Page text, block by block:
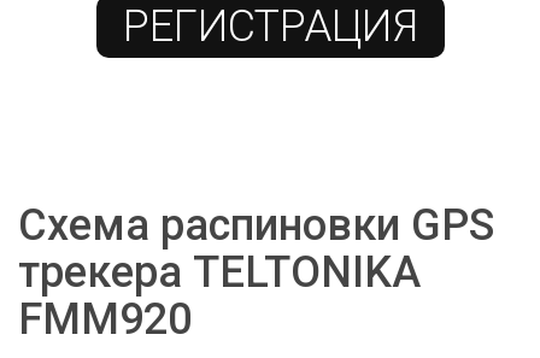
РЕГИСТРАЦИЯ
Схема распиновки GPS
трекера TELTONIKA
FMM920